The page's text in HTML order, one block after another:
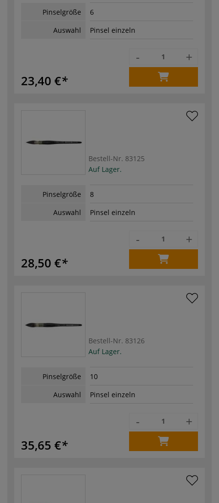
Pinselgröße
6
Auswahl
Pinsel einzeln
23,40 €
- +
Bestell-Nr. 83125
Auf Lager.
Pinselgröße
8
Auswahl
Pinsel einzeln
28,50 €
- +
Bestell-Nr. 83126
Auf Lager.
Pinselgröße
10
Auswahl
Pinsel einzeln
35,65 €
- +